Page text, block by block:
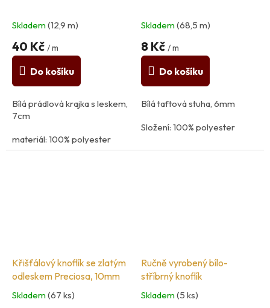
Skladem(12,9 m)
40 Kč / m
Do košíku
Bílá prádlová krajka s leskem,
7cm
materiál: 100% polyester
Skladem(68,5 m)
8 Kč / m
Do košíku
Bílá taftová stuha, 6mm
Složení: 100% polyester
země původu: Francie
Křišťálový knoflík se zlatým
odleskem Preciosa, 10mm
Skladem(67 ks)
Ručně vyrobený bílo-
stříbrný knoflík
Skladem(5 ks)